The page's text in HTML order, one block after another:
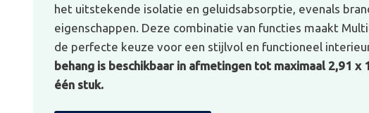
het uitstekende isolatie en geluidsabsorptie, evenals
eigenschappen. Deze combinatie van functies maakt
de perfecte keuze voor een stijlvol en functioneel
behang is beschikbaar in afmetingen tot maximaal 2,91 x
één stuk.